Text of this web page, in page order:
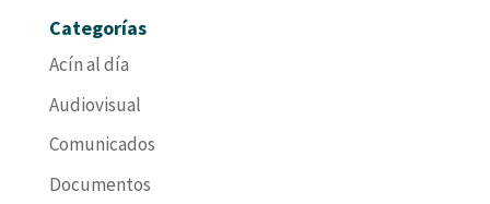
Categorías
Acín al día
Audiovisual
Comunicados
Documentos